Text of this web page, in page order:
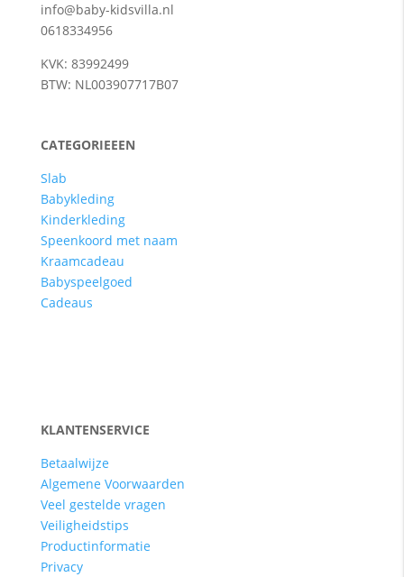
info@baby-kidsvilla.nl
0618334956
KVK: 83992499
BTW: NL003907717B07
CATEGORIEEEN
Slab
Babykleding
Kinderkleding
Speenkoord met naam
Kraamcadeau
Babyspeelgoed
Cadeaus
KLANTENSERVICE
Betaalwijze
Algemene Voorwaarden
Veel gestelde vragen
Veiligheidstips
Productinformatie
Privacy